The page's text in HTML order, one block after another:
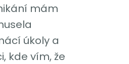
mám
úkoly a
kde vím, že